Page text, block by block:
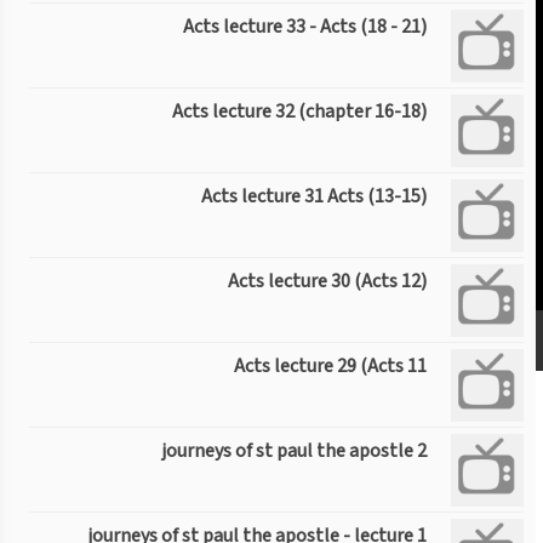
Acts lecture 33 - Acts (18 - 21)
Acts lecture 32 (chapter 16-18)
Acts lecture 31 Acts (13-15)
Acts lecture 30 (Acts 12)
Acts lecture 29 (Acts 11
journeys of st paul the apostle 2
journeys of st paul the apostle - lecture 1